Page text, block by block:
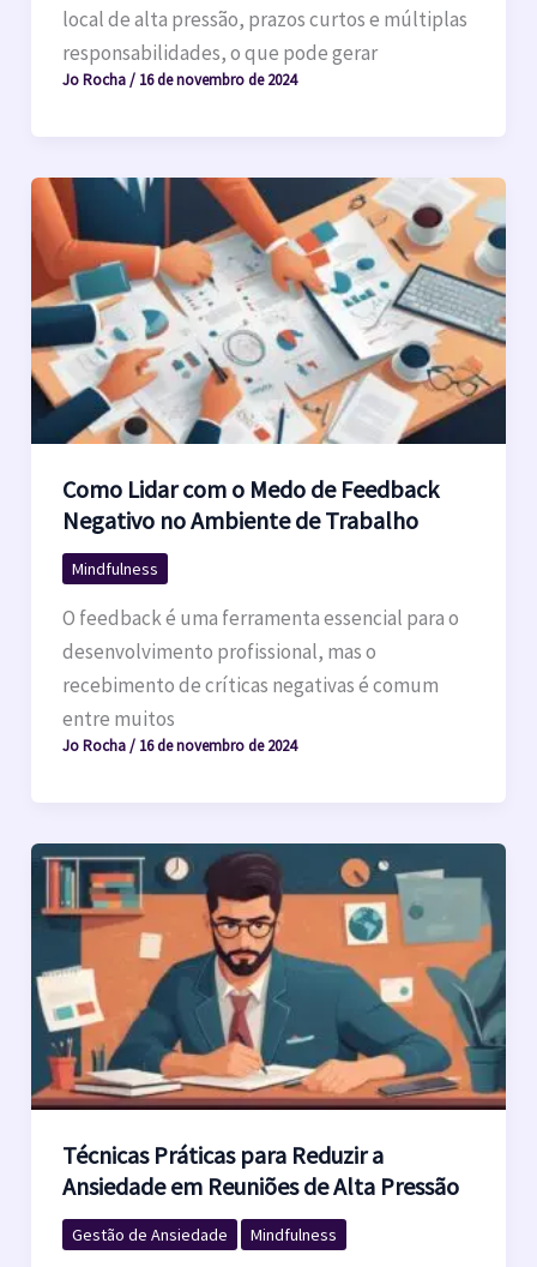
local de alta pressão, prazos curtos e múltiplas
responsabilidades, o que pode gerar
Jo Rocha/ 16 de novembro de 2024
Como Lidar com o Medo de Feedback
Negativo no Ambiente de Trabalho
Mindfulness
O feedback é uma ferramenta essencial para o
desenvolvimento profissional, mas o
recebimento de críticas negativas é comum
entre muitos
Jo Rocha/ 16 de novembro de 2024
Técnicas Práticas para Reduzir a
Ansiedade em Reuniões de Alta Pressão
Gestão de Ansiedade Mindfulness